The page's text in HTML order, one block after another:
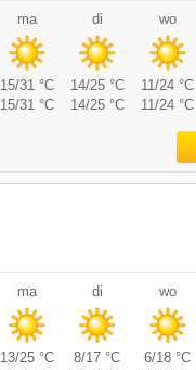
ma di wo
15/31 °C 14/25 °C 11/24 °C
15/31 °C 14/25 °C 11/24 °C
ma di wo
13/25 °C 8/17 °C 6/18 °C